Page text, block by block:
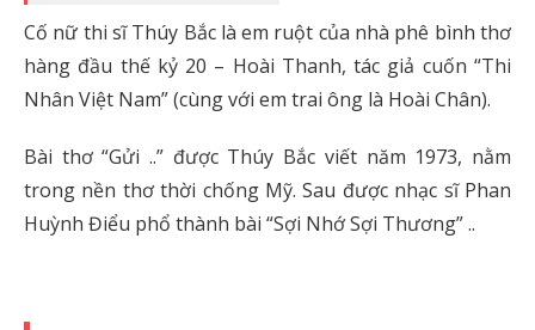
Cố nữ thi sĩ Thúy Bắc là em ruột của nhà phê bình thơ
hàng đầu thế kỷ 20 – Hoài Thanh, tác giả cuốn “Thi
Nhân Việt Nam” (cùng với em trai ông là Hoài Chân).
Bài thơ “Gửi ..” được Thúy Bắc viết năm 1973, nằm
trong nền thơ thời chống Mỹ. Sau được nhạc sĩ Phan
Huỳnh Điểu phổ thành bài “Sợi Nhớ Sợi Thương” ..